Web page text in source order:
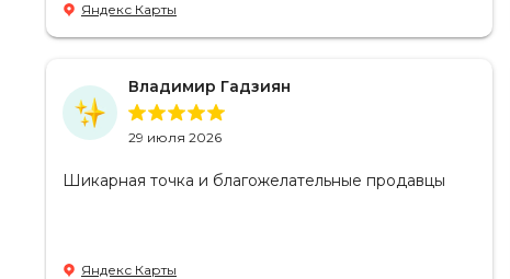
Яндекс Карты
Владимир Гадзиян
29 июля 2026
Шикарная точка и благожелательные продавцы
Яндекс Карты